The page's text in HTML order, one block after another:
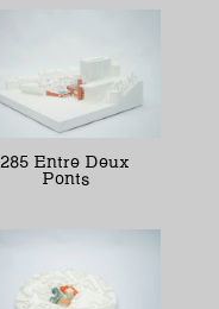
285 Entre Deux
Ponts